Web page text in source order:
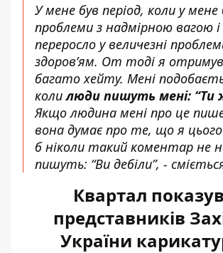
У мене був період, коли у мене
проблеми з надмірною вагою
переросло у величезні
здоров’ям. От тоді я
багато хейту. Мені
колилюди пишуть мені: “Ти
Якщо людина мені про це
вона думає про те, що я
б ніколи такий коментар не
пишуть: “Ви дебіли”, -
Квартал
представників
України